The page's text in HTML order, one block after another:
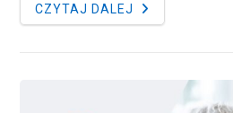
CZYTAJ DALEJ PORADNIA
GRUŹLICY
OTWARTA!